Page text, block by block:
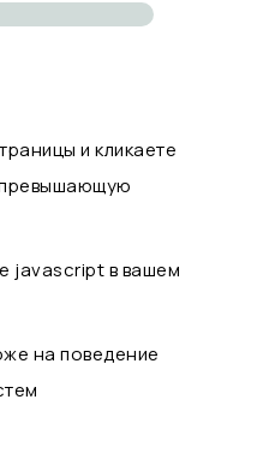
и кликаете
javascript в вашем
на поведение